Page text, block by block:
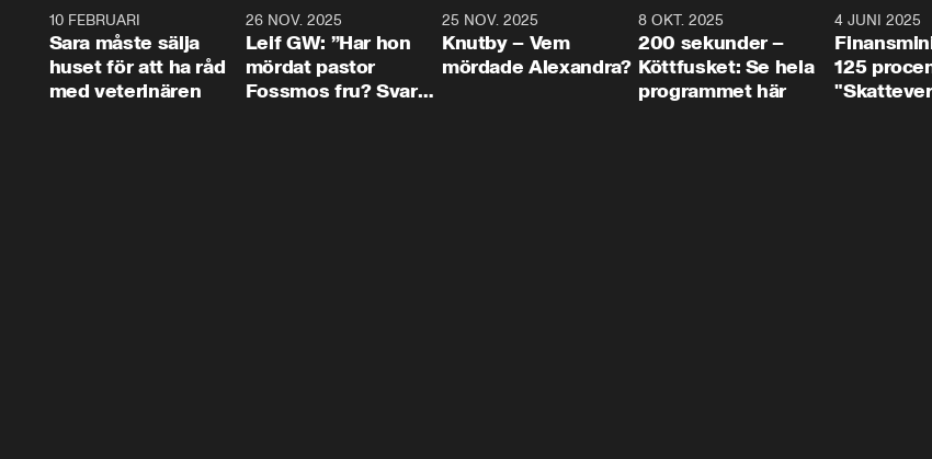
10 FEBRUARI
Sara måste sälja
huset för att ha råd
med veterinären
26 NOV. 2025
Leif GW: ”Har hon
mördat pastor
Fossmos fru? Svar
31:05
25 NOV. 2025
Knutby – Vem
mördade Alexandra?
4:29
8 OKT. 2025
200 sekunder –
Köttfusket: Se hela
programmet här
4 JUNI 2025
125